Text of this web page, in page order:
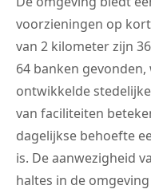
voorzieningen op
van 2 kilometer zijn
64 banken
ontwikkelde
van faciliteiten
dagelijkse behoefte
is. De aanwezigheid
haltes in de